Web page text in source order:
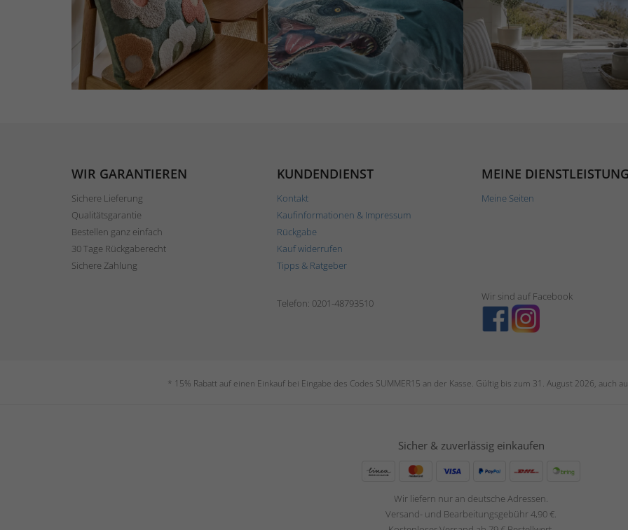
WIR GARANTIEREN
Sichere Lieferung
Qualitätsgarantie
Bestellen ganz einfach
30 Tage Rückgaberecht
Sichere Zahlung
KUNDENDIENST
Kontakt
Kaufinformationen & Impressum
Rückgabe
Kauf widerrufen
Tipps & Ratgeber
MEINE
Meine Seiten
Telefon: 0201-48793510
Wir sind auf Facebook
* 15% Rabatt auf einen Einkauf bei Eingabe des Codes SUMMER15 an der Kasse. Gültig bis zum 31. August 2026, auch
Sicher & zuverlässig einkaufen
Wir liefern nur an deutsche Adressen.
Versand- und Bearbeitungsgebühr 4,90 €.